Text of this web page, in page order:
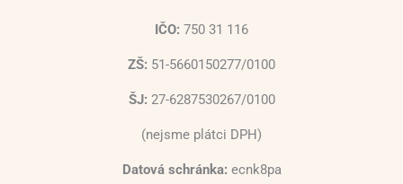
IČO: 750 31 116
ZŠ: 51-5660150277/0100
ŠJ: 27-6287530267/0100
(nejsme plátci DPH)
Datová schránka: ecnk8pa